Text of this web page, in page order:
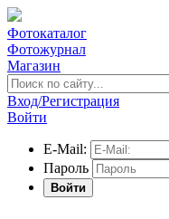
Фотокаталог
Фотожурнал
Магазин
Вход/Регистрация
Войти
E-Mail:
Пароль
Войти